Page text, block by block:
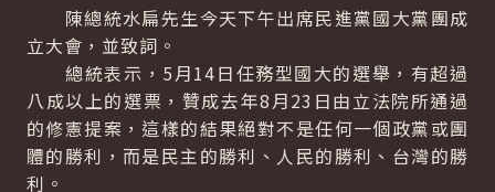
陳總統水扁先生今天下午出席民進黨國大黨團成
立大會，並致詞。
總統表示，5月14日任務型國大的選舉，有超過
八成以上的選票，贊成去年8月23日由立法院所通過
的修憲提案，這樣的結果絕對不是任何一個政黨或團
體的勝利，而是民主的勝利、人民的勝利、台灣的勝
利。